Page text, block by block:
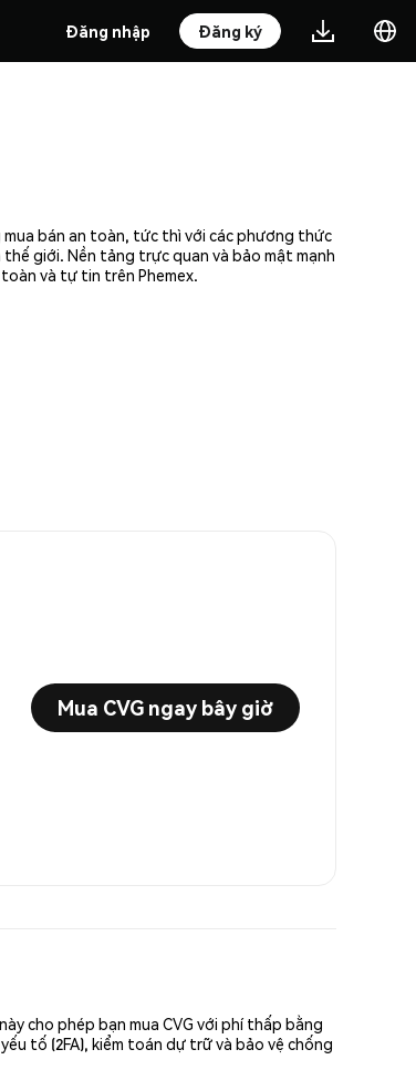
Đăng nhập Đăng ký
mua bán an toàn, tức thì với các phương thức
giới. Nền tảng trực quan và bảo mật mạnh
toàn và tự tin trên Phemex.
Mua CVG ngay bây giờ
cho phép bạn mua CVG với phí thấp bằng
tố (2FA), kiểm toán dự trữ và bảo vệ chống